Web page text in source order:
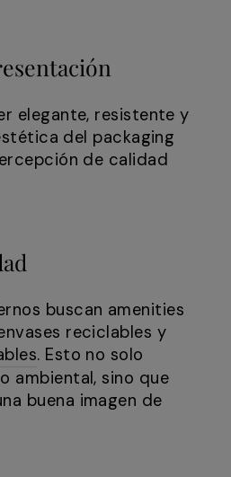
elegante, resistente y
del packaging
de calidad
buscan amenities
reciclables y
. Esto no solo
ambiental, sino que
buena imagen de